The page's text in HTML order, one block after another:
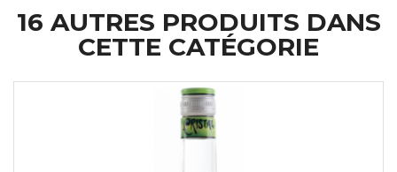
16 AUTRES PRODUITS DANS
CETTE CATÉGORIE